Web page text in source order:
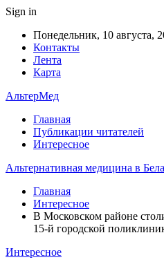
Sign in
Понедельник, 10 августа,
Контакты
Лента
Карта
АльтерМед
Главная
Публикации читателей
Интересное
Альтернативная медицина в
Главная
Интересное
В Московском районе
15-й городской
Интересное